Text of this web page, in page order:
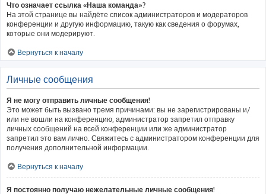
Что означает ссылка «Наша команда»?
На этой странице вы найдёте список администраторов и модераторов
конференции и другую информацию, такую как сведения о форумах,
которые они модерируют.
Вернуться к началу
Личные сообщения
Я не могу отправить личные сообщения!
Это может быть вызвано тремя причинами: вы не зарегистрированы и/
или не вошли на конференцию, администратор запретил отправку
личных сообщений на всей конференции или же администратор
запретил это вам лично. Свяжитесь с администратором конференции для
получения дополнительной информации.
Вернуться к началу
Я постоянно получаю нежелательные личные сообщения!